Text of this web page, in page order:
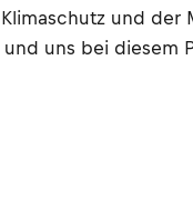
und
uns bei diesem